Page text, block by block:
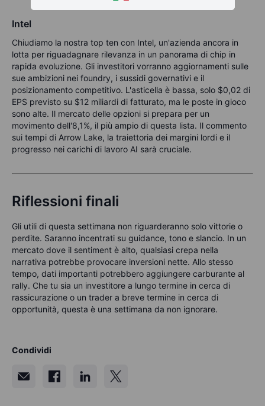
Intel
Chiudiamo la nostra top ten con Intel, un'azienda ancora in
lotta per riguadagnare rilevanza in un panorama di chip in
rapida evoluzione. Gli investitori vorranno aggiornamenti sulle
sue ambizioni nei foundry, i sussidi governativi e il
posizionamento competitivo. L'asticella è bassa, solo $0,02 di
EPS previsto su $12 miliardi di fatturato, ma le poste in gioco
sono alte. Il mercato delle opzioni si prepara per un
movimento dell'8,1%, il più ampio di questa lista. Il commento
sui tempi di Arrow Lake, la traiettoria dei margini lordi e il
progresso nei carichi di lavoro AI sarà cruciale.
Riflessioni finali
Gli utili di questa settimana non riguarderanno solo vittorie o
perdite. Saranno incentrati su guidance, tono e slancio. In un
mercato dove il sentiment è alto, qualsiasi crepa nella
narrativa potrebbe provocare inversioni nette. Allo stesso
tempo, dati importanti potrebbero aggiungere carburante al
rally. Che tu sia un investitore a lungo termine in cerca di
rassicurazione o un trader a breve termine in cerca di
opportunità, questa è una settimana da non ignorare.
Condividi